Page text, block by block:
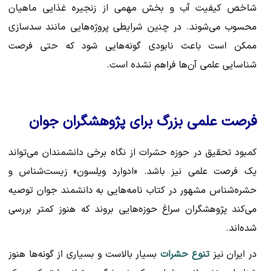
شاخص کیفیت آب و بخش مهمی از زنجیره غذایی ماهیان
محسوب می‌شوند. در چنین شرایطی پروژه‌هایی مانند سدسازی
ممکن است باعث نابودی گونه‌هایی شود که حتی فرصت
شناسایی علمی آن‌ها فراهم نشده است.
فرصت علمی بزرگ برای پژوهشگران جوان
کمبود تحقیق در حوزه حشرات از نگاه برخی دانشمندان می‌تواند
یک فرصت علمی نیز باشد. «ادوارد ویلسون» زیست‌شناس و
حشره‌شناس مشهور در کتاب نامه‌هایی به دانشمند جوان توصیه
می‌کند پژوهشگران سراغ حوزه‌هایی بروند که هنوز کمتر بررسی
شده‌اند.
در ایران نیزتنوع حشراتبسیار بالاست و بسیاری از گونه‌ها هنوز